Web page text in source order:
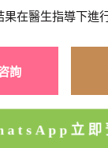
果在醫生指導下
詢
立即